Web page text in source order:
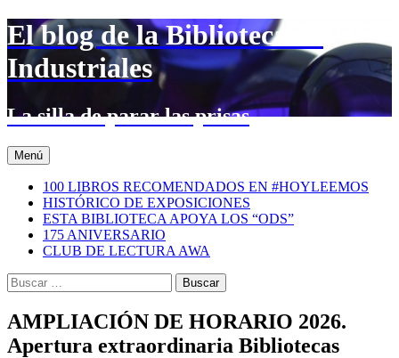
Saltar
al
contenido
El blog de la Biblioteca de
Industriales
La silla de parar las prisas
Menú
100 LIBROS RECOMENDADOS EN #HOYLEEMOS
HISTÓRICO DE EXPOSICIONES
ESTA BIBLIOTECA APOYA LOS “ODS”
175 ANIVERSARIO
CLUB DE LECTURA AWA
Buscar:
AMPLIACIÓN DE HORARIO 2026.
Apertura extraordinaria Bibliotecas